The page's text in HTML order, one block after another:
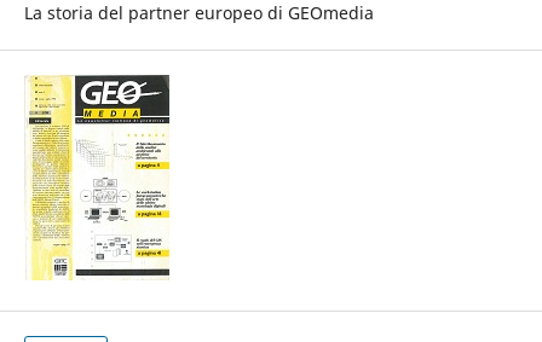
La storia del partner europeo di GEOmedia